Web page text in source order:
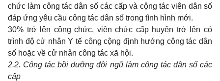
chức làm công tác dân số các cấp và cộng tác viên dân số
đáp ứng yêu cầu công tác dân số trong tình hình mới.
30% trở lên công chức, viên chức cấp huyện trở lên có
trình độ cử nhânY tế công cộng định hướng công tác dân
số hoặc về cử nhân công tác xã hội.
2.2. Công tác bồi dưỡng đội ngũ làm công tác dân số các
cấp